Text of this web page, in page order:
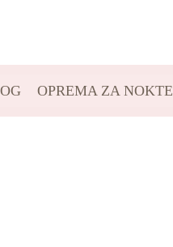
OPREMA ZA NOKTE